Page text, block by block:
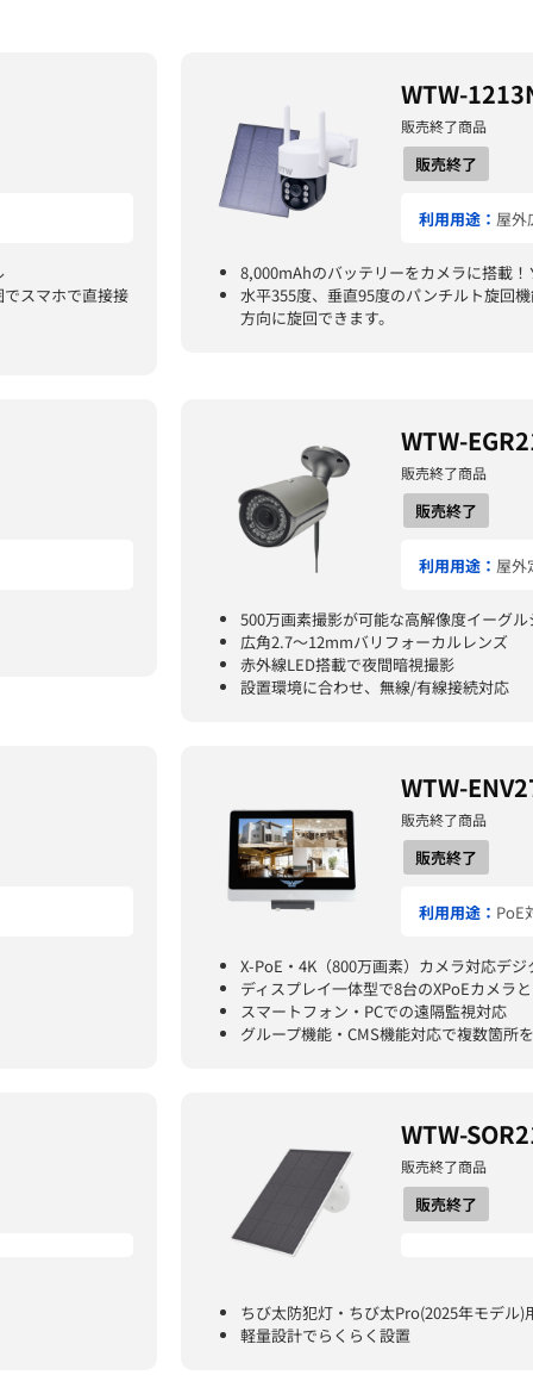
スマホで直接接
WTW-
販売終了商品
販売終了
利用用途： 屋外
8,000mAhのバッテリーをカメラに搭載
水平355度、垂直95度のパンチルト旋回
方向に旋回できます。
WTW-
販売終了商品
販売終了
利用用途： 屋外
500万画素撮影が可能な高解像度イーグ
広角2.7～12mmバリフォーカルレンズ
赤外線LED搭載で夜間暗視撮影
設置環境に合わせ、無線/有線接続対応
WTW-
販売終了商品
販売終了
利用用途： PoE
X-PoE・4K（800万画素）カメラ対応デ
ディスプレイ一体型で8台のXPoEカメラ
スマートフォン・PCでの遠隔監視対応
グループ機能・CMS機能対応で複数箇所
WTW-
販売終了商品
販売終了
ちび太防犯灯・ちび太Pro(2025年モデル)
軽量設計でらくらく設置